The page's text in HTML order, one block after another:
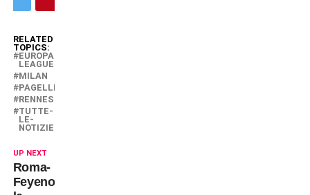
RELATED
TOPICS:
EUROPA-
LEAGUE
MILAN
PAGELLE
RENNES
TUTTE-
LE-
NOTIZIE
UP NEXT
Roma-
Feyenoord,